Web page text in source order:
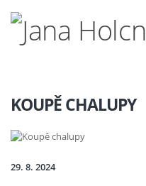
KOUPĚ CHALUPY
29. 8. 2024